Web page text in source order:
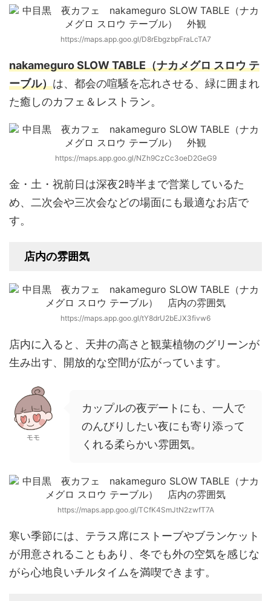
https://maps.app.goo.gl/D8rEbgzbpFraLcTA7
nakameguro SLOW TABLE（ナカメグロ スロウ テ
ーブル）は、都会の喧騒を忘れさせる、緑に囲まれ
た癒しのカフェ＆レストラン。
https://maps.app.goo.gl/NZh9CzCc3oeD2GeG9
金・土・祝前日は深夜2時半まで営業しているた
め、二次会や三次会などの場面にも最適なお店で
す。
店内の雰囲気
https://maps.app.goo.gl/tY8drU2bEJX3fivw6
店内に入ると、天井の高さと観葉植物のグリーンが
生み出す、開放的な空間が広がっています。
モモ
カップルの夜デートにも、一人で
のんびりしたい夜にも寄り添って
くれる柔らかい雰囲気。
https://maps.app.goo.gl/TCfK4SmJtN2zwfT7A
寒い季節には、テラス席にストーブやブランケット
が用意されることもあり、冬でも外の空気を感じな
がら心地良いチルタイムを満喫できます。